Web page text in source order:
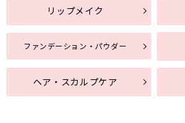
リップメイク
ファンデーション・パウダー
ヘア・スカルプケア